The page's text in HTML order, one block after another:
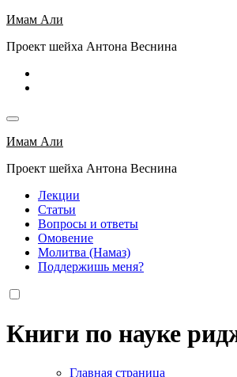
Перейти
содержимому
Имам Али
Проект шейха Антона Веснина
Имам Али
Проект шейха Антона Веснина
Лекции
Статьи
Вопросы и ответы
Омовение
Молитва (Намаз)
Поддержишь меня?
Книги по науке
Главная страница